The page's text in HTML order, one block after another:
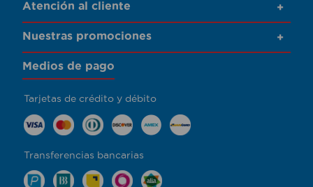
Atención al cliente +
Nuestras promociones +
Medios de pago
Tarjetas de crédito y débito
Transferencias bancarias